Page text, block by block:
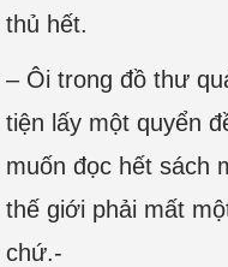
thủ hết.
– Ôi trong đồ thư
tiện lấy một quyển
muốn đọc hết sách
thế giới phải mất
chứ.-